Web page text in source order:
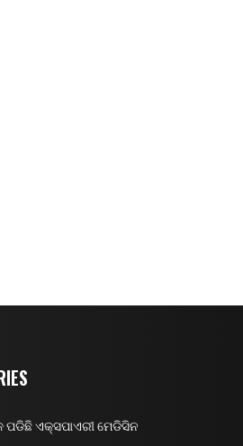
ପଡିଛି ଏକ୍ସପାଏରୀ ମେଡିସିନ